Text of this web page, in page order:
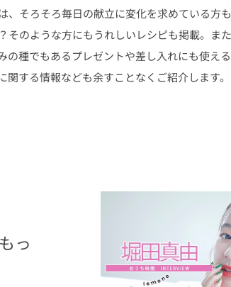
、そろそろ毎日の献立に変化を求めている方
そのような方にもうれしいレシピも掲載。ま
の種でもあるプレゼントや差し入れにも使え
関する情報なども余すことなくご紹介します。
っ